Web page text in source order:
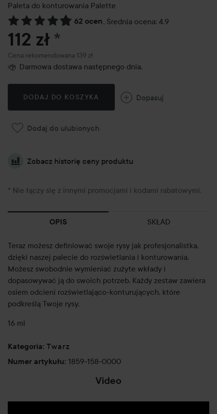
Paleta do konturowania Palette
62 ocen, Średnia ocena: 4.9
Przejdź do Recenzje i komentarze
112 zł *
Cena rekomendowana 139 zł
Zalecana cena 139 zł
Darmowa dostawa następnego dnia.
DODAJ DO KOSZYKA Dopasuj
Dodaj do ulubionych
Zobacz historię ceny produktu
* Nie łączy się z innymi promocjami i kodami rabatowymi.
OPIS SKŁAD
Teraz możesz definiować swoje rysy jak profesjonalistka,
dzięki naszej palecie do rozświetlania i konturowania.
Możesz swobodnie wymieniać zużyte wkłady i
dopasowywać ją do swoich potrzeb. Każdy zestaw zawiera
osiem odcieni rozświetlająco-konturujących, które
podkreślą Twoje rysy.
16 ml
Kategoria: Twarz
Numer artykułu: 1859-158-0000
Video